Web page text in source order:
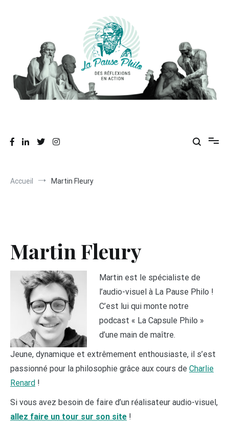
Accueil Martin Fleury
Martin Fleury
Martin est le spécialiste de
l’audio-visuel à La Pause Philo !
C’est lui qui monte notre
podcast « La Capsule Philo »
d’une main de maître.
Jeune, dynamique et extrêmement enthousiaste, il s’est
passionné pour la philosophie grâce aux cours de Charlie
Renard !
Si vous avez besoin de faire d’un réalisateur audio-visuel,
allez faire un tour sur son site !